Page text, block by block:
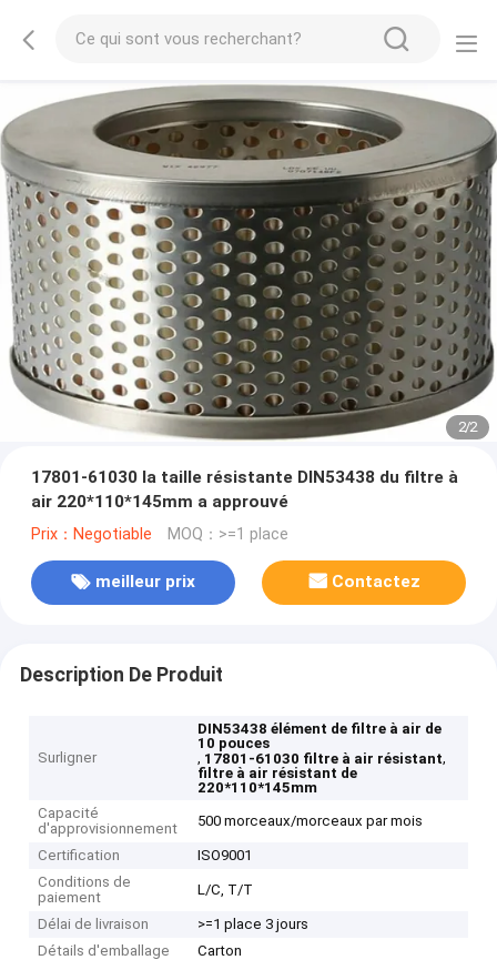
2/2
17801-61030 la taille résistante DIN53438 du filtre à
air 220*110*145mm a approuvé
Prix：Negotiable MOQ：>=1 place
meilleur prix Contactez
Description De Produit
Surligner
DIN53438 élément de filtre à air de
10 pouces
, 17801-61030 filtre à air résistant,
filtre à air résistant de
220*110*145mm
Capacité
d'approvisionnement
500 morceaux/morceaux par mois
Certification
ISO9001
Conditions de
paiement
L/C, T/T
Délai de livraison
>=1 place 3 jours
Détails d'emballage
Carton